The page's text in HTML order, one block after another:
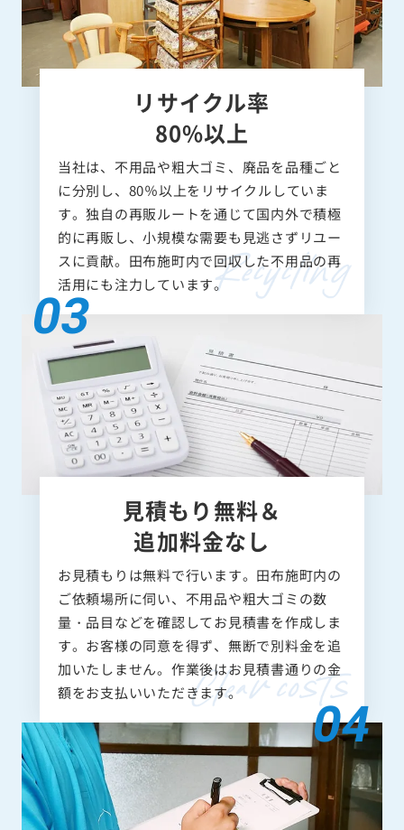
リサイクル率
80%以上
当社は、不用品や粗大ゴミ、廃品を品種ごと
に分別し、80％以上をリサイクルしていま
す。独自の再販ルートを通じて国内外で積極
的に再販し、小規模な需要も見逃さずリユー
スに貢献。田布施町内で回収した不用品の再
活用にも注力しています。
見積もり無料＆
追加料金なし
お見積もりは無料で行います。田布施町内の
ご依頼場所に伺い、不用品や粗大ゴミの数
量・品目などを確認してお見積書を作成しま
す。お客様の同意を得ず、無断で別料金を追
加いたしません。作業後はお見積書通りの金
額をお支払いいただきます。